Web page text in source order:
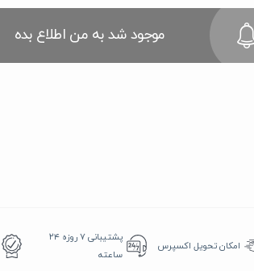
موجود شد به من اطلاع بده
امکان تحویل اکسپرس
پشتیبانی ۷ روزه ۲۴
ساعته